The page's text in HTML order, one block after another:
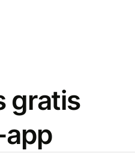
gratis